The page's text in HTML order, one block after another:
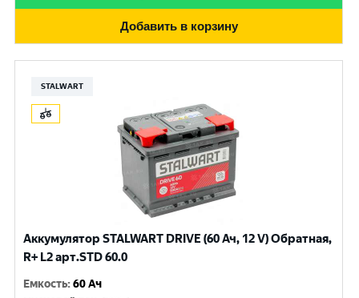
Добавить в корзину
STALWART
Аккумулятор STALWART DRIVE (60 Ач, 12 V) Обратная,
R+ L2 арт.STD 60.0
Емкость:60 Ач